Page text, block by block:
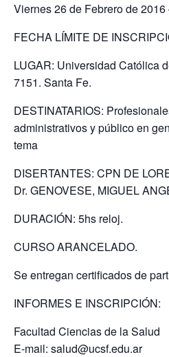
Viernes 26 de Febrero de
FECHA LÍMITE DE
LUGAR: Universidad Católica
7151. Santa Fe.
DESTINATARIOS:
administrativos y público en
tema
DISERTANTES: CPN DE
Dr. GENOVESE, MIGUEL
DURACIÓN: 5hs reloj.
CURSO ARANCELADO.
Se entregan certificados de
INFORMES E INSCRIPCIÓN:
Facultad Ciencias de la Salud
E-mail: salud@ucsf.edu.ar